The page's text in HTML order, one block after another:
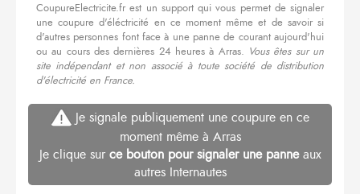
CoupureElectricite.fr est un support qui vous permet de signaler
une coupure d'éléctricité en ce moment même et de savoir si
d'autres personnes font face à une panne de courant aujourd'hui
ou au cours des dernières 24 heures à Arras. Vous êtes sur un
site indépendant et non associé à toute société de distribution
d'électricité en France.
Je signale publiquement une coupure en ce
moment même à Arras
Je clique sur ce bouton pour signaler une panneaux
autres Internautes